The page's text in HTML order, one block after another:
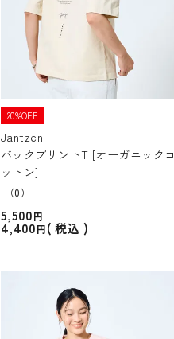
20%OFF
Jantzen
バックプリントT [オーガニックコ
ットン]
（0）
5,500
4,400 税込